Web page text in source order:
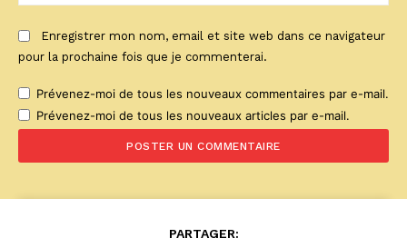
Enregistrer mon nom, email et site web dans ce navigateur
pour la prochaine fois que je commenterai.
Prévenez-moi de tous les nouveaux commentaires par e-mail.
Prévenez-moi de tous les nouveaux articles par e-mail.
PARTAGER: